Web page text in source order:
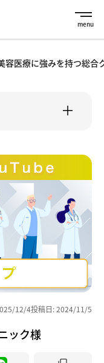
容医療に強みを持つ総合
12/4投稿日:2024/11/5
ック様